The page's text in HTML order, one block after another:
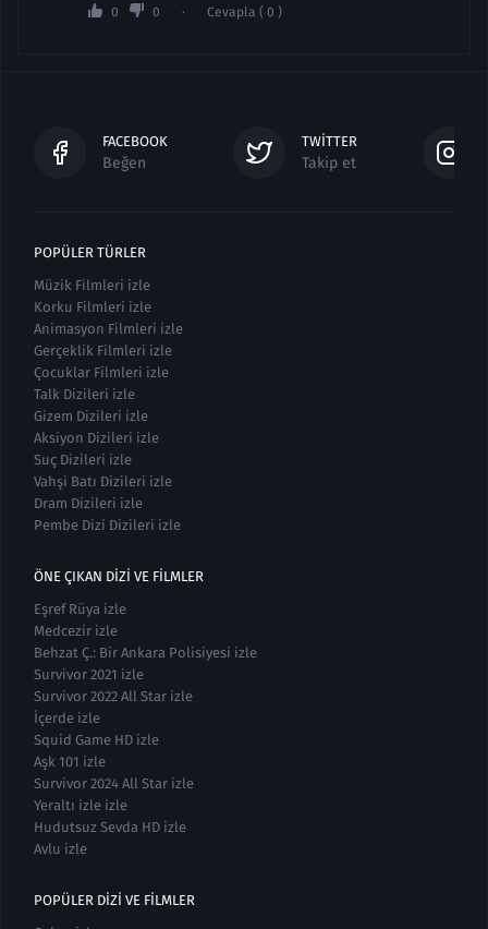
0 0 Cevapla ( 0 )
FACEBOOK
Beğen
TWITTER
Takip et
POPÜLER TÜRLER
Müzik Filmleri izle
Korku Filmleri izle
Animasyon Filmleri izle
Gerçeklik Filmleri izle
Çocuklar Filmleri izle
Talk Dizileri izle
Gizem Dizileri izle
Aksiyon Dizileri izle
Suç Dizileri izle
Vahşi Batı Dizileri izle
Dram Dizileri izle
Pembe Dizi Dizileri izle
ÖNE ÇIKAN DIZI VE FILMLER
Eşref Rüya izle
Medcezir izle
Behzat Ç.: Bir Ankara Polisiyesi izle
Survivor 2021 izle
Survivor 2022 All Star izle
İçerde izle
Squid Game HD izle
Aşk 101 izle
Survivor 2024 All Star izle
Yeraltı izle izle
Hudutsuz Sevda HD izle
Avlu izle
POPÜLER DIZI VE FILMLER